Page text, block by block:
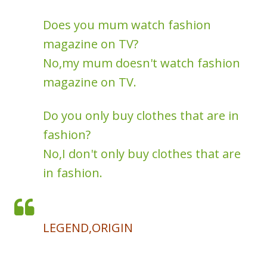
Does you mum watch fashion
magazine on TV?
No,my mum doesn't watch fashion
magazine on TV.
Do you only buy clothes that are in
fashion?
No,I don't only buy clothes that are
in fashion.
LEGEND,ORIGIN